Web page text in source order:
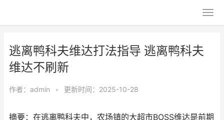
逃离鸭科夫维达打法指导 逃离鸭科夫
维达不刷新
作者： admin • 更新时间：2025-10-28
摘要：在逃离鸭科夫中，农场镇的大超市BOSS维达是前期